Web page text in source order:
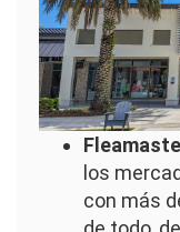
los
con más